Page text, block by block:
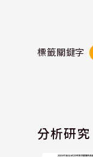
標籤關鍵字
分析研究